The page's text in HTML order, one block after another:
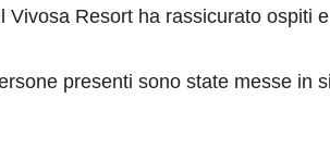
Resort ha rassicurato ospiti
presenti sono state messe in